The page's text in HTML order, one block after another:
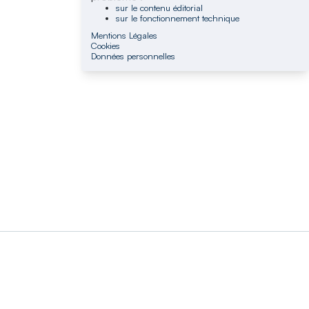
sur le contenu éditorial
sur le fonctionnement technique
Mentions Légales
Cookies
Données personnelles